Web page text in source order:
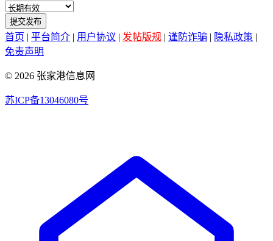
提交发布
首页 | 平台简介 | 用户协议 | 发帖版规 | 谨防诈骗 | 隐私政策 |
免责声明
© 2026 张家港信息网
苏ICP备13046080号